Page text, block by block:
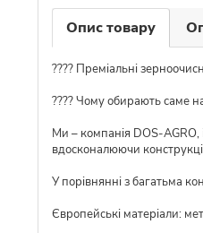
Опис товару
???? Преміальні
???? Чому обирають саме
Ми – компанія DOS-AGRO,
вдосконалюючи
У порівнянні з багатьма
Європейські матеріали: